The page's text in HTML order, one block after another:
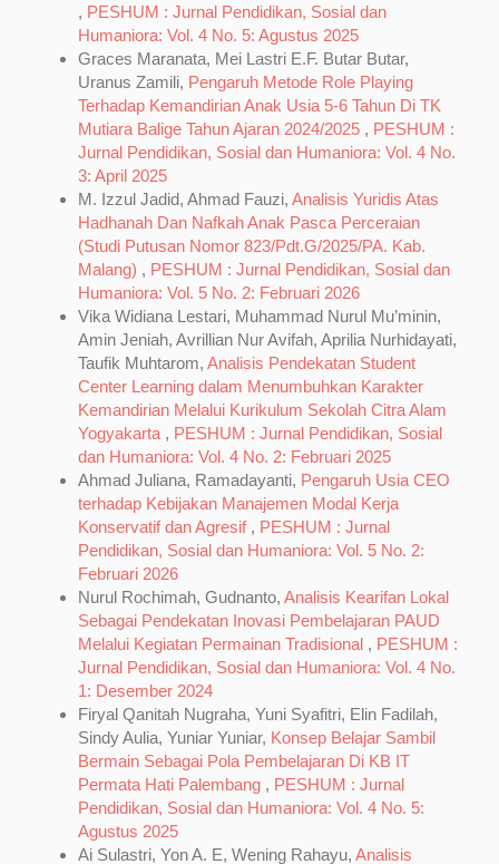
, PESHUM : Jurnal Pendidikan, Sosial dan
Humaniora: Vol. 4 No. 5: Agustus 2025
Graces Maranata, Mei Lastri E.F. Butar Butar,
Uranus Zamili, Pengaruh Metode Role Playing
Terhadap Kemandirian Anak Usia 5-6 Tahun Di TK
Mutiara Balige Tahun Ajaran 2024/2025 , PESHUM :
Jurnal Pendidikan, Sosial dan Humaniora: Vol. 4 No.
3: April 2025
M. Izzul Jadid, Ahmad Fauzi, Analisis Yuridis Atas
Hadhanah Dan Nafkah Anak Pasca Perceraian
(Studi Putusan Nomor 823/Pdt.G/2025/PA. Kab.
Malang) , PESHUM : Jurnal Pendidikan, Sosial dan
Humaniora: Vol. 5 No. 2: Februari 2026
Vika Widiana Lestari, Muhammad Nurul Mu’minin,
Amin Jeniah, Avrillian Nur Avifah, Aprilia Nurhidayati,
Taufik Muhtarom, Analisis Pendekatan Student
Center Learning dalam Menumbuhkan Karakter
Kemandirian Melalui Kurikulum Sekolah Citra Alam
Yogyakarta , PESHUM : Jurnal Pendidikan, Sosial
dan Humaniora: Vol. 4 No. 2: Februari 2025
Ahmad Juliana, Ramadayanti, Pengaruh Usia CEO
terhadap Kebijakan Manajemen Modal Kerja
Konservatif dan Agresif , PESHUM : Jurnal
Pendidikan, Sosial dan Humaniora: Vol. 5 No. 2:
Februari 2026
Nurul Rochimah, Gudnanto, Analisis Kearifan Lokal
Sebagai Pendekatan Inovasi Pembelajaran PAUD
Melalui Kegiatan Permainan Tradisional , PESHUM :
Jurnal Pendidikan, Sosial dan Humaniora: Vol. 4 No.
1: Desember 2024
Firyal Qanitah Nugraha, Yuni Syafitri, Elin Fadilah,
Sindy Aulia, Yuniar Yuniar, Konsep Belajar Sambil
Bermain Sebagai Pola Pembelajaran Di KB IT
Permata Hati Palembang , PESHUM : Jurnal
Pendidikan, Sosial dan Humaniora: Vol. 4 No. 5:
Agustus 2025
Ai Sulastri, Yon A. E, Wening Rahayu, Analisis